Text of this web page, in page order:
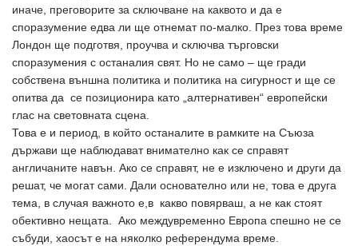
иначе, преговорите за сключване на каквото и да е
споразумение едва ли ще отнемат по-малко. През това време
Лондон ще подготвя, проучва и сключва търговски
споразумения с останалия свят. Но не само – ще гради
собствена външна политика и политика на сигурност и ще се
опитва да се позиционира като „алтернативен“ европейски
глас на световната сцена.
Това е и период, в който останалите в рамките на Съюза
държави ще наблюдават внимателно как се справят
англичаните навън. Ако се справят, не е изключено и други да
решат, че могат сами. Дали основателно или не, това е друга
тема, в случая важното е,в какво повярваш, а не как стоят
обективно нещата. Ако междувременно Европа спешно не се
събуди, хаосът е на няколко референдума време.